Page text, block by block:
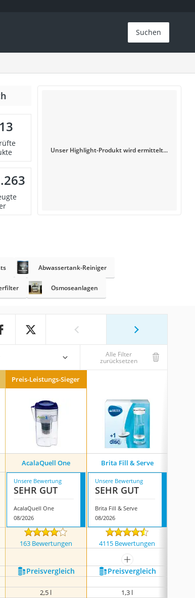
Suchen
13
Unser Highlight-Produkt wird ermittelt...
Abwassertank-Reiniger
Osmoseanlagen
Alle Filter
zurücksetzen
Preis-Leistungs-Sieger
AcalaQuell One Brita Fill & Serve
Unsere Bewertung
SEHR GUT
AcalaQuell One
08/2026
Unsere Bewertung
SEHR GUT
Brita Fill & Serve
08/2026
163 Bewertungen 4115 Bewertungen
mehr anzeigen
Preis­vergleich Preis­vergleich
2,5 l
1,3 l